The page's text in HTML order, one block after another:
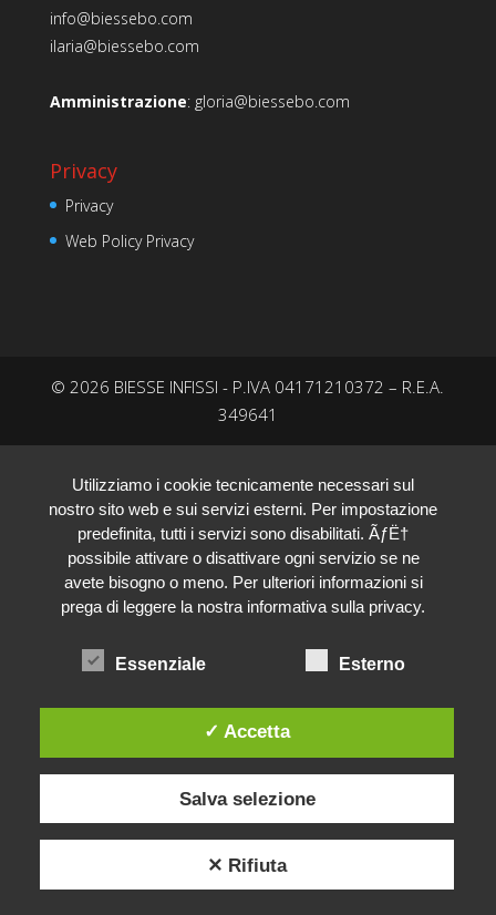
info@biessebo.com
ilaria@biessebo.com
Amministrazione: gloria@biessebo.com
Privacy
Privacy
Web Policy Privacy
© 2026 BIESSE INFISSI - P.IVA 04171210372 – R.E.A.
349641
Biesse Infissi
Ciao, sono Ilaria!
Come posso aiutarti?
Utilizziamo i cookie tecnicamente necessari sul
nostro sito web e sui servizi esterni. Per impostazione
predefinita, tutti i servizi sono disabilitati. ÃƒË†
possibile attivare o disattivare ogni servizio se ne
avete bisogno o meno. Per ulteriori informazioni si
prega di leggere la nostra informativa sulla privacy.
Essenziale Esterno
✓ Accetta
Salva selezione
✕ Rifiuta